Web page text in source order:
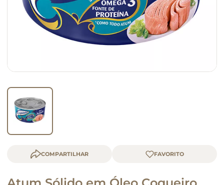
COMPARTILHAR
queijo